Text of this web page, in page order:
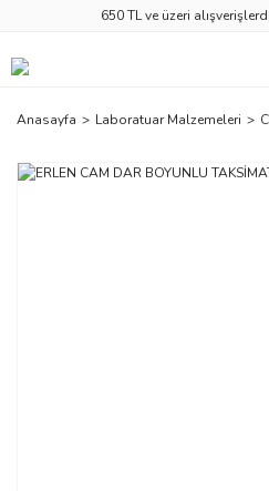
650 TL ve üzeri
Anasayfa Laboratuar Malzemeleri